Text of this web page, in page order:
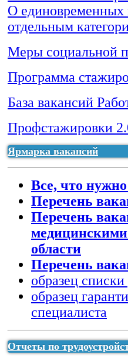
О единовременных
отдельным
Меры социальной
Программа
База вакансий
Профстажировки
Ярмарка вакансий
ярмарка вакансий 2022
Все, что
Перечень
Перечень
области
Перечень
образец
образец
специалиста
Отчеты по
Отчёт по
Отчёт по
Отчёт по
Отчёт по
Отчёт по